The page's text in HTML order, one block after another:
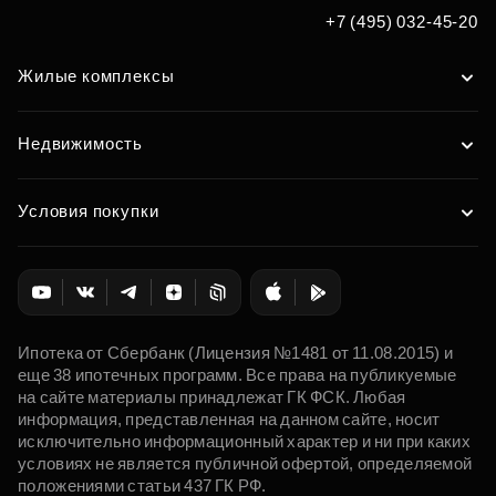
+7 (495) 032-45-20
Жилые комплексы
Недвижимость
Условия покупки
Ипотека от Сбербанк (Лицензия №1481 от 11.08.2015) и
еще 38 ипотечных программ. Все права на публикуемые
на сайте материалы принадлежат ГК ФСК. Любая
информация, представленная на данном сайте, носит
исключительно информационный характер и ни при каких
условиях не является публичной офертой, определяемой
положениями статьи 437 ГК РФ.